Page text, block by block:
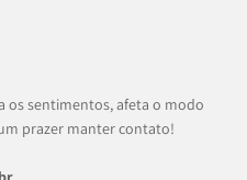
os sentimentos, afeta o modo
prazer manter contato!